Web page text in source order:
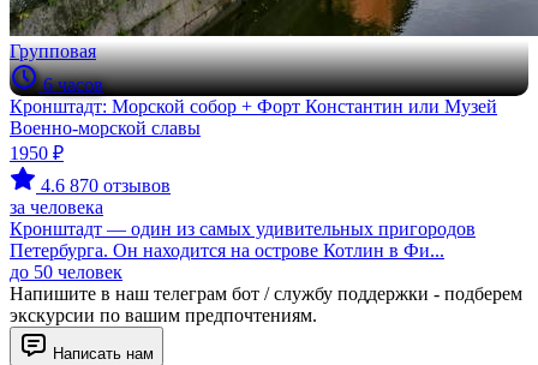
Групповая
6 часов
Кронштадт: Морской собор + Форт Константин или Музей
Военно-морской славы
1950 ₽
4.6 870 отзывов
за человека
Кронштадт — один из самых удивительных пригородов
Петербурга. Он находится на острове Котлин в Фи...
до 50 человек
Напишите в наш телеграм бот / службу поддержки - подберем
экскурсии по вашим предпочтениям.
Написать нам